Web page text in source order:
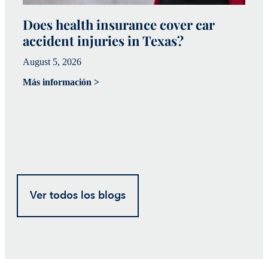
Does health insurance cover car
accident injuries in Texas?
August 5, 2026
Más información >
Ver todos los blogs